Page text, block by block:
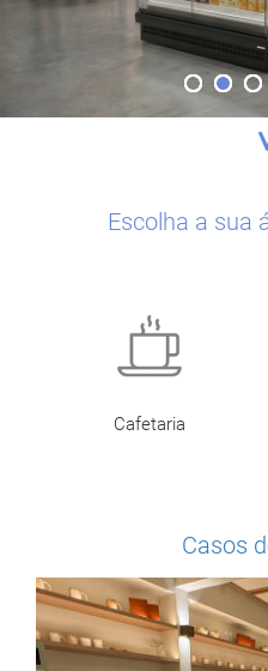
Escolha a sua
Cafetaria
Casos